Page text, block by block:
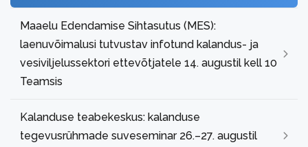
Maaelu Edendamise Sihtasutus (MES):
laenuvõimalusi tutvustav infotund kalandus- ja
vesiviljelussektori ettevõtjatele 14. augustil kell 10
Teamsis
Kalanduse teabekeskus: kalanduse
tegevusrühmade suveseminar 26.–27. augustil